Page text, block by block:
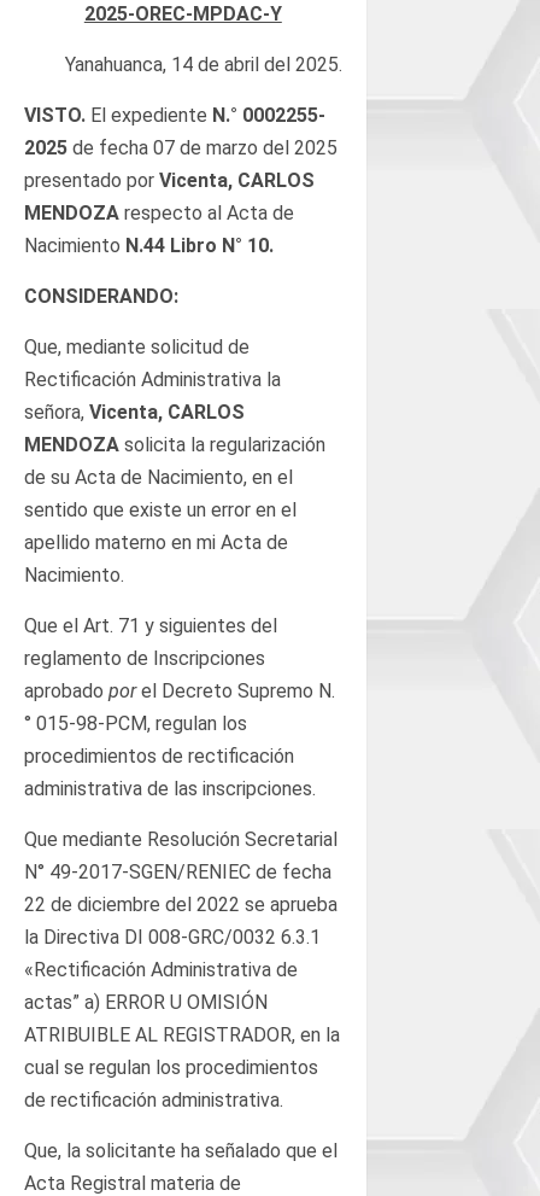
2025-OREC-MPDAC-Y
Yanahuanca, 14 de abril del 2025.
VISTO. El expediente N.° 0002255-
2025 de fecha 07 de marzo del 2025
presentado por Vicenta, CARLOS
MENDOZA respecto al Acta de
Nacimiento N.44 Libro N° 10.
CONSIDERANDO:
Que, mediante solicitud de
Rectificación Administrativa la
señora, Vicenta, CARLOS
MENDOZA solicita la regularización
de su Acta de Nacimiento, en el
sentido que existe un error en el
apellido materno en mi Acta de
Nacimiento.
Que el Art. 71 y siguientes del
reglamento de Inscripciones
aprobado porel Decreto Supremo N.
° 015-98-PCM, regulan los
procedimientos de rectificación
administrativa de las inscripciones.
Que mediante Resolución Secretarial
N° 49-2017-SGEN/RENIEC de fecha
22 de diciembre del 2022 se aprueba
la Directiva DI 008-GRC/0032 6.3.1
«Rectificación Administrativa de
actas” a) ERROR U OMISIÓN
ATRIBUIBLE AL REGISTRADOR, en la
cual se regulan los procedimientos
de rectificación administrativa.
Que, la solicitante ha señalado que el
Acta Registral materia de